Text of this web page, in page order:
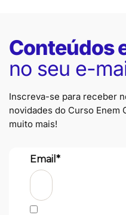
Conteúdos
no seu e-
Inscreva-se para receber
novidades do Curso Enem
muito mais!
Email*